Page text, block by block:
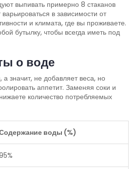
выпивать примерно 8 стаканов
в зависимости от
и климата, где вы проживаете.
бутылку, чтобы всегда иметь под
о воде
значит, не добавляет веса, но
аппетит. Заменяя соки и
количество потребляемых
воды (%)